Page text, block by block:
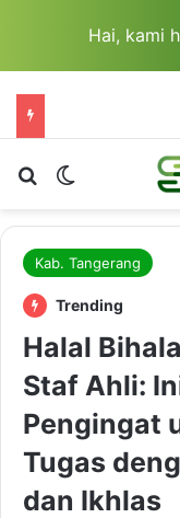
Hai, kami
Cari berita...Switch skin
Kab. Tangerang
Trending
Halal
Staf Ahli:
Pengingat
Tugas
dan Ikhlas